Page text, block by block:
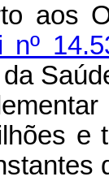
aos
nº
e